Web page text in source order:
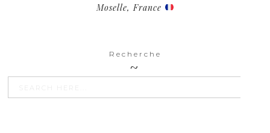
Moselle, France
Recherche
Search SEARCH